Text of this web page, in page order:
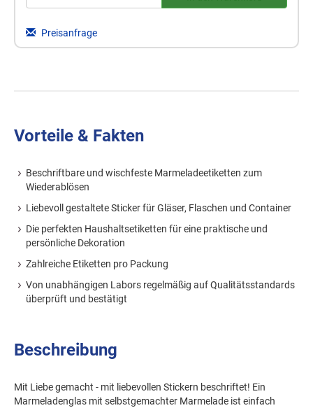
Preisanfrage
Vorteile & Fakten
Beschriftbare und wischfeste Marmeladeetiketten zum
Wiederablösen
Liebevoll gestaltete Sticker für Gläser, Flaschen und Container
Die perfekten Haushaltsetiketten für eine praktische und
persönliche Dekoration
Zahlreiche Etiketten pro Packung
Von unabhängigen Labors regelmäßig auf Qualitätsstandards
überprüft und bestätigt
Beschreibung
Mit Liebe gemacht - mit liebevollen Stickern beschriftet! Ein
Marmeladenglas mit selbstgemachter Marmelade ist einfach